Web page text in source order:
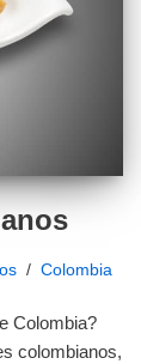
Colombia
Colombia?
colombianos,